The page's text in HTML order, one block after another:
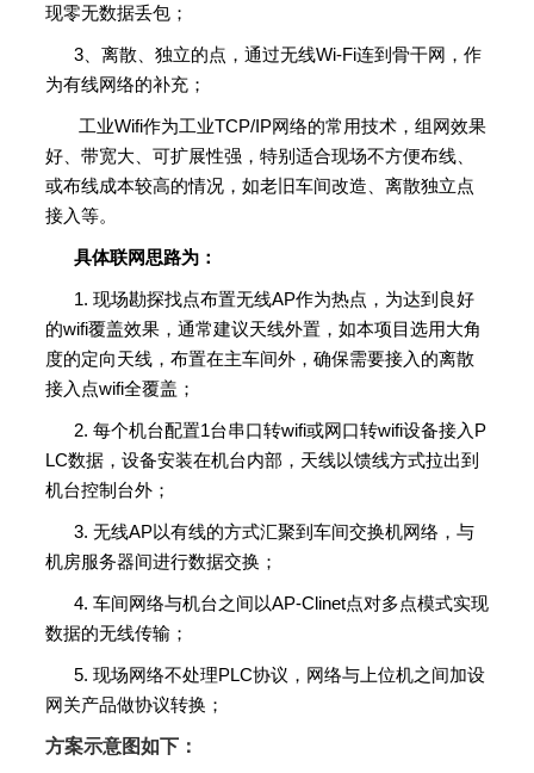
现零无数据丢包；
3、离散、独立的点，通过无线Wi-Fi连到骨干网，作
为有线网络的补充；
工业Wifi作为工业TCP/IP网络的常用技术，组网效果
好、带宽大、可扩展性强，特别适合现场不方便布线、
或布线成本较高的情况，如老旧车间改造、离散独立点
接入等。
具体联网思路为：
1. 现场勘探找点布置无线AP作为热点，为达到良好
的wifi覆盖效果，通常建议天线外置，如本项目选用大角
度的定向天线，布置在主车间外，确保需要接入的离散
接入点wifi全覆盖；
2. 每个机台配置1台串口转wifi或网口转wifi设备接入P
LC数据，设备安装在机台内部，天线以馈线方式拉出到
机台控制台外；
3. 无线AP以有线的方式汇聚到车间交换机网络，与
机房服务器间进行数据交换；
4. 车间网络与机台之间以AP-Clinet点对多点模式实现
数据的无线传输；
5. 现场网络不处理PLC协议，网络与上位机之间加设
网关产品做协议转换；
方案示意图如下：